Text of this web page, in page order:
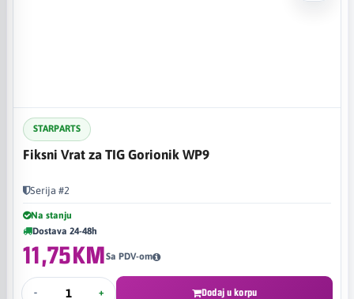
STARPARTS
Fiksni Vrat za TIG Gorionik WP9
Serija #2
Na stanju
Dostava 24-48h
11,75KMSa PDV-om
- + Dodaj u korpu